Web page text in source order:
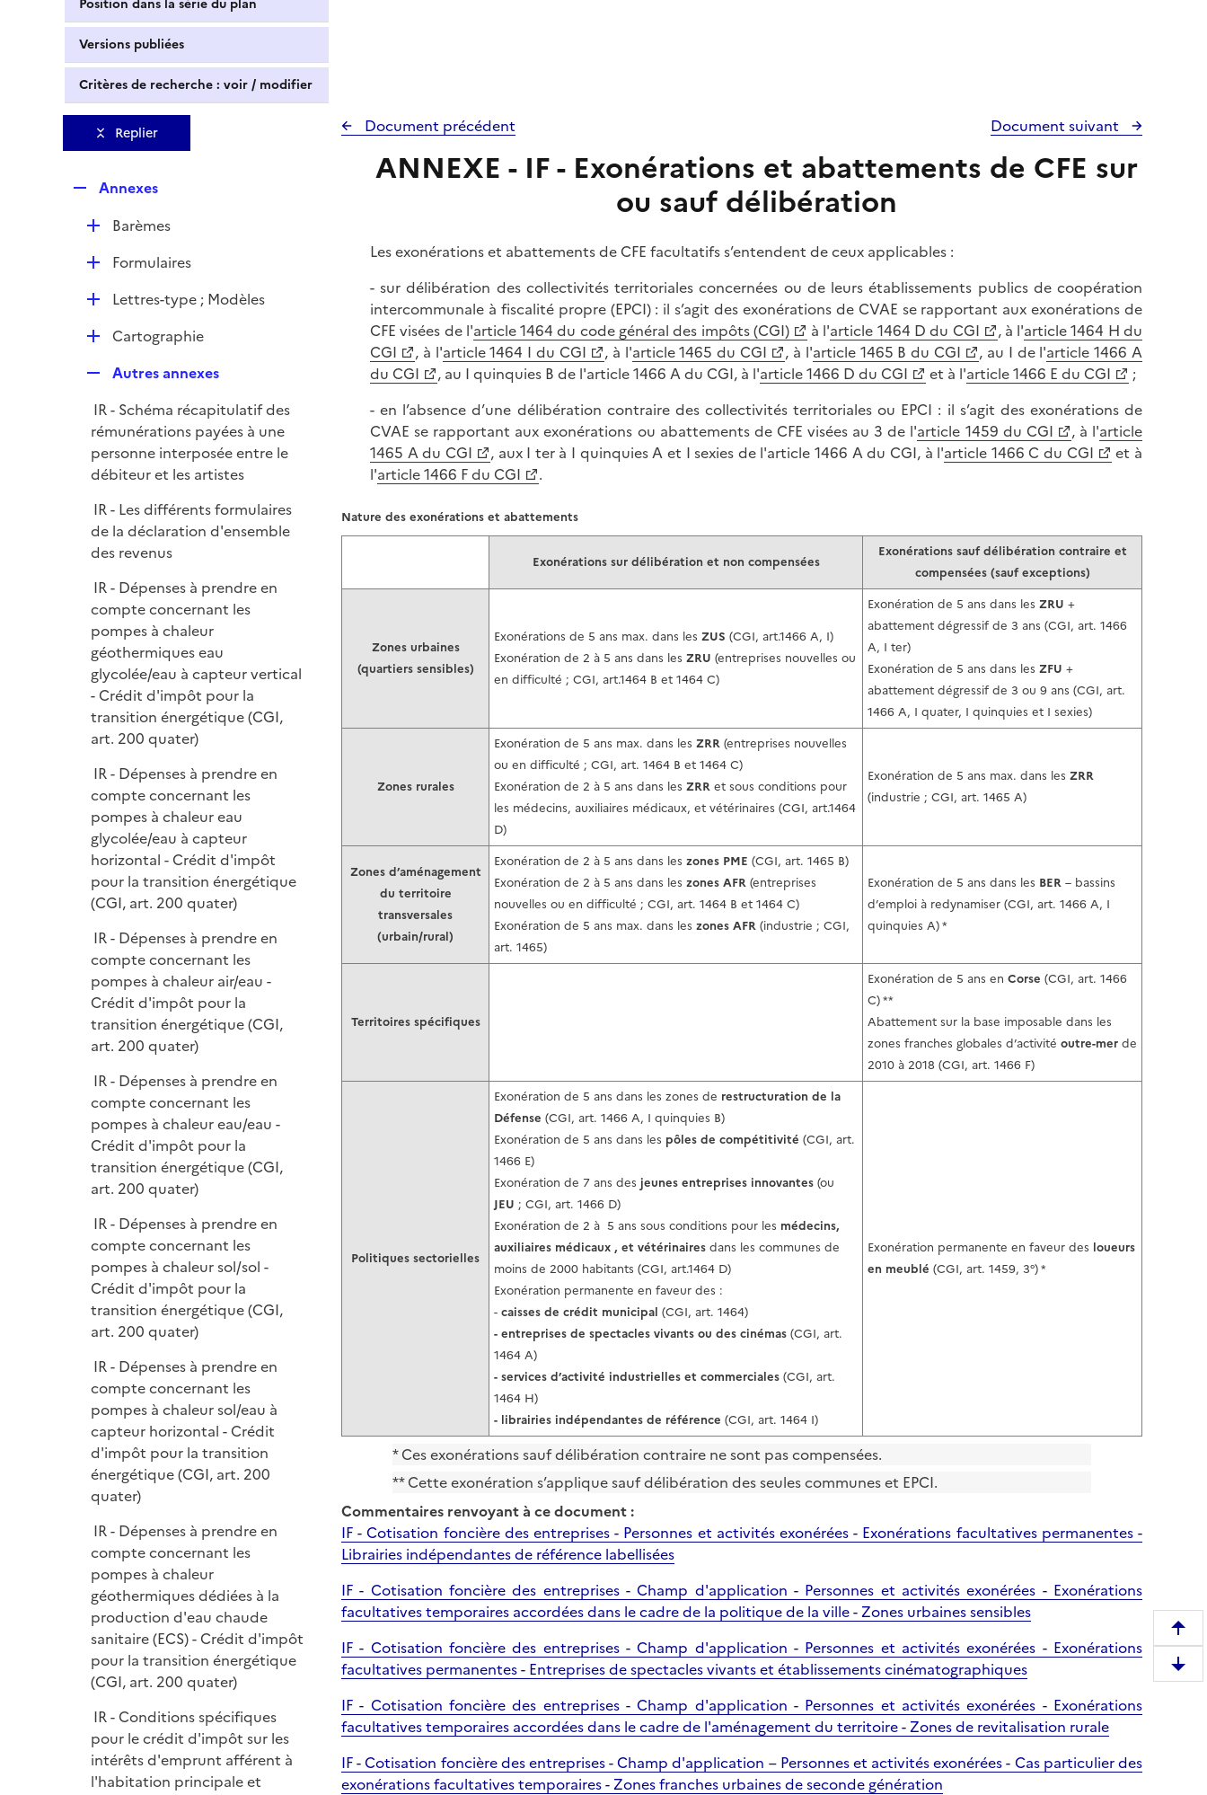
Position dans la série du plan
Versions publiées
Critères de recherche : voir / modifier
Replier
p
l
i
e
Annexes
DBarèmes
DFormulaires
D
e
r
Lettres-type ; Modèles
D
p
l
i
e
r
Cartographie
p
l
i
e
r
Autres annexes
IR - Schéma récapitulatif des
rémunérations payées à une
personne interposée entre le
débiteur et les artistes
IR - Les différents formulaires
de la déclaration d'ensemble
des revenus
IR - Dépenses à prendre en
compte concernant les
pompes à chaleur
géothermiques eau
glycolée/eau à capteur vertical
- Crédit d'impôt pour la
transition énergétique (CGI,
art. 200 quater)
IR - Dépenses à prendre en
compte concernant les
pompes à chaleur eau
glycolée/eau à capteur
horizontal - Crédit d'impôt
pour la transition énergétique
(CGI, art. 200 quater)
IR - Dépenses à prendre en
compte concernant les
pompes à chaleur air/eau -
Crédit d'impôt pour la
transition énergétique (CGI,
art. 200 quater)
IR - Dépenses à prendre en
compte concernant les
pompes à chaleur eau/eau -
Crédit d'impôt pour la
transition énergétique (CGI,
art. 200 quater)
IR - Dépenses à prendre en
compte concernant les
pompes à chaleur sol/sol -
Crédit d'impôt pour la
transition énergétique (CGI,
art. 200 quater)
IR - Dépenses à prendre en
compte concernant les
pompes à chaleur sol/eau à
capteur horizontal - Crédit
d'impôt pour la transition
énergétique (CGI, art. 200
quater)
IR - Dépenses à prendre en
compte concernant les
pompes à chaleur
géothermiques dédiées à la
production d'eau chaude
sanitaire (ECS) - Crédit d'impôt
pour la transition énergétique
(CGI, art. 200 quater)
IR - Conditions spécifiques
pour le crédit d'impôt sur les
intérêts d'emprunt afférent à
l'habitation principale et
Document précédent Document suivant
ANNEXE - IF - Exonérations et abattements de CFE sur
ou sauf délibération
Les exonérations et abattements de CFE facultatifs s’entendent de ceux applicables :
- sur délibération des collectivités territoriales concernées ou de leurs établissements publics de coopération
intercommunale à fiscalité propre (EPCI) : il s’agit des exonérations de CVAE se rapportant aux exonérations de
CFE visées de l'article 1464 du code général des impôts (CGI) à l'article 1464 D du CGI , à l'article 1464 H du
CGI
, à l'article 1464 I du CGI , à l'article 1465 du CGI , à l'article 1465 B du CGI , au I de l'article 1466 A
du CGI
, au I quinquies B de l'article 1466 A du CGI, à l'article 1466 D du CGI et à l'article 1466 E du CGI
;
- en l’absence d’une délibération contraire des collectivités territoriales ou EPCI : il s’agit des exonérations de
CVAE se rapportant aux exonérations ou abattements de CFE visées au 3 de l'article 1459 du CGI , à l'article
1465 A du CGI
, aux I ter à I quinquies A et I sexies de l'article 1466 A du CGI, à l'article 1466 C du CGI
et à
l'article 1466 F du CGI .
Exonérations sur délibération et non compensées
Exonérations sauf délibération contraire et
compensées (sauf exceptions)
Zones urbaines
(quartiers sensibles)
Exonérations de 5 ans max. dans les ZUS (CGI, art.1466 A, I)
Exonération de 2 à 5 ans dans les ZRU (entreprises nouvelles ou
en difficulté ; CGI, art.1464 B et 1464 C)
Exonération de 5 ans dans les ZRU +
abattement dégressif de 3 ans (CGI, art. 1466
A, I ter)
Exonération de 5 ans dans les ZFU +
abattement dégressif de 3 ou 9 ans (CGI, art.
1466 A, I quater, I quinquies et I sexies)
Zones rurales
Exonération de 5 ans max. dans les ZRR (entreprises nouvelles
ou en difficulté ; CGI, art. 1464 B et 1464 C)
Exonération de 2 à 5 ans dans les ZRR et sous conditions pour
les médecins, auxiliaires médicaux, et vétérinaires (CGI, art.1464
D)
Exonération de 5 ans max. dans les ZRR
(industrie ; CGI, art. 1465 A)
Zones d’aménagement
du territoire
transversales
(urbain/rural)
Exonération de 2 à 5 ans dans les zones PME (CGI, art. 1465 B)
Exonération de 2 à 5 ans dans les zones AFR (entreprises
nouvelles ou en difficulté ; CGI, art. 1464 B et 1464 C)
Exonération de 5 ans max. dans les zones AFR (industrie ; CGI,
art. 1465)
Exonération de 5 ans dans les BER – bassins
d’emploi à redynamiser (CGI, art. 1466 A, I
quinquies A) *
Territoires spécifiques
Exonération de 5 ans en Corse (CGI, art. 1466
C) **
Abattement sur la base imposable dans les
zones franches globales d’activité outre-mer de
2010 à 2018 (CGI, art. 1466 F)
Politiques sectorielles
Exonération de 5 ans dans les zones de restructuration de la
Défense (CGI, art. 1466 A, I quinquies B)
Exonération de 5 ans dans les pôles de compétitivité (CGI, art.
1466 E)
Exonération de 7 ans des jeunes entreprises innovantes (ou
JEU ; CGI, art. 1466 D)
Exonération de 2 à 5 ans sous conditions pour les médecins,
auxiliaires médicaux , et vétérinaires dans les communes de
moins de 2000 habitants (CGI, art.1464 D)
Exonération permanente en faveur des :
- caisses de crédit municipal (CGI, art. 1464)
- entreprises de spectacles vivants ou des cinémas (CGI, art.
1464 A)
- services d’activité industrielles et commerciales (CGI, art.
1464 H)
- librairies indépendantes de référence (CGI, art. 1464 I)
Exonération permanente en faveur des loueurs
en meublé (CGI, art. 1459, 3°) *
Nature des exonérations et abattements
* Ces exonérations sauf délibération contraire ne sont pas compensées.
** Cette exonération s’applique sauf délibération des seules communes et EPCI.
Commentaires renvoyant à ce document :
IF - Cotisation foncière des entreprises - Personnes et activités exonérées - Exonérations facultatives permanentes -
Librairies indépendantes de référence labellisées
IF - Cotisation foncière des entreprises - Champ d'application - Personnes et activités exonérées - Exonérations
facultatives temporaires accordées dans le cadre de la politique de la ville - Zones urbaines sensibles
IF - Cotisation foncière des entreprises - Champ d'application - Personnes et activités exonérées - Exonérations
facultatives permanentes - Entreprises de spectacles vivants et établissements cinématographiques
IF - Cotisation foncière des entreprises - Champ d'application - Personnes et activités exonérées - Exonérations
facultatives temporaires accordées dans le cadre de l'aménagement du territoire - Zones de revitalisation rurale
IF - Cotisation foncière des entreprises - Champ d'application – Personnes et activités exonérées - Cas particulier des
exonérations facultatives temporaires - Zones franches urbaines de seconde génération
e
m
D